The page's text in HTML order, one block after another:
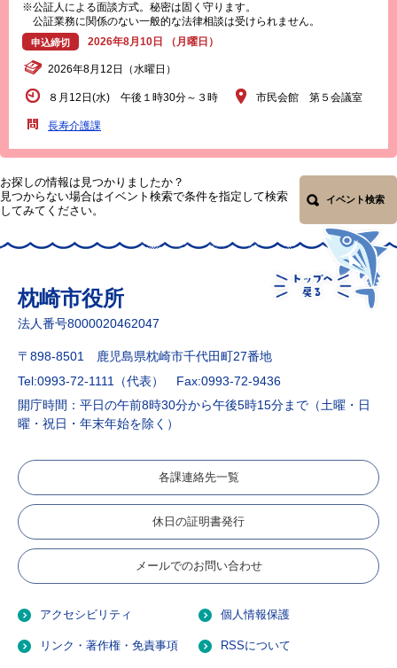
※公証人による面談方式。秘密は固く守ります。
公証業務に関係のない一般的な法律相談は受けられません。
申込締切 2026年8月10日 （月曜日）
2026年8月12日（水曜日）
８月12日(水) 午後１時30分～３時 市民会館 第５会議室
長寿介護課
お探しの情報は見つかりましたか？
見つからない場合はイベント検索で条件を指定して検索
してみてください。
イベント検索
枕崎市役所
法人番号8000020462047
〒898-8501 鹿児島県枕崎市千代田町27番地
Tel:0993-72-1111（代表）
Fax:0993-72-9436
開庁時間：平日の午前8時30分から午後5時15分まで（土曜・日
曜・祝日・年末年始を除く）
各課連絡先一覧
休日の証明書発行
メールでのお問い合わせ
アクセシビリティ 個人情報保護
リンク・著作権・免責事項 RSSについて